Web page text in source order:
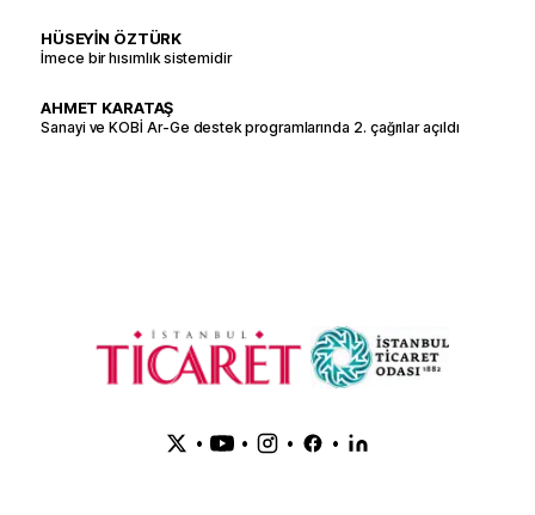
HÜSEYİN ÖZTÜRK
İmece bir hısımlık sistemidir
AHMET KARATAŞ
Sanayi ve KOBİ Ar-Ge destek programlarında 2. çağrılar açıldı
• • • •